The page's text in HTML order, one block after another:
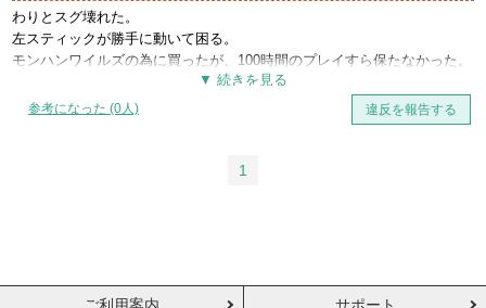
わりとスグ壊れた。
左スティックが勝手に動いて困る。
モンハンワイルズの為に買ったが、100時間のプレイすら保たなかった。
参考になった (0人) 違反を報告する
1
ご利用案内 サポート